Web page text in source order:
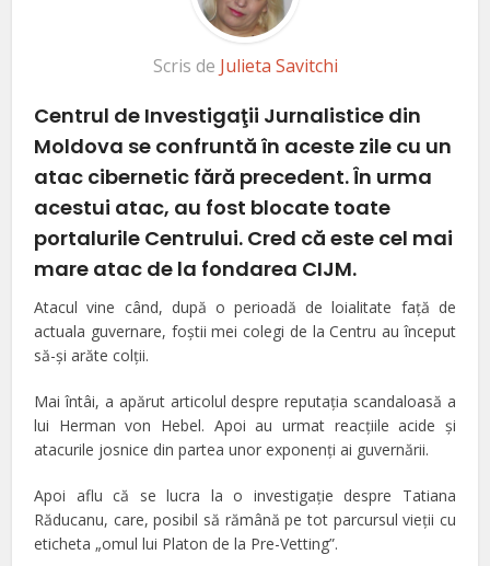
Scris de Julieta Savitchi
Centrul de Investigaţii Jurnalistice din
Moldova se confruntă în aceste zile cu un
atac cibernetic fără precedent. În urma
acestui atac, au fost blocate toate
portalurile Centrului. Cred că este cel mai
mare atac de la fondarea CIJM.
Atacul vine când, după o perioadă de loialitate faţă de
actuala guvernare, foştii mei colegi de la Centru au început
să-şi arăte colţii.
Mai întâi, a apărut articolul despre reputaţia scandaloasă a
lui Herman von Hebel. Apoi au urmat reacţiile acide şi
atacurile josnice din partea unor exponenţi ai guvernării.
Apoi aflu că se lucra la o investigaţie despre Tatiana
Răducanu, care, posibil să rămână pe tot parcursul vieţii cu
eticheta „omul lui Platon de la Pre-Vetting”.